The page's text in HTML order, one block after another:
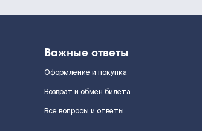
Важные ответы
Оформление и покупка
Возврат и обмен билета
Все вопросы и ответы